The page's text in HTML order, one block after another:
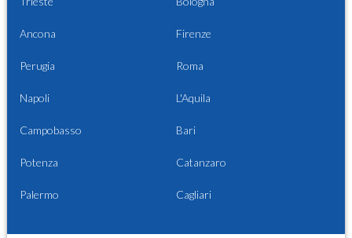
Ancona Firenze
Perugia Roma
Napoli L'Aquila
Campobasso Bari
Potenza Catanzaro
Palermo Cagliari